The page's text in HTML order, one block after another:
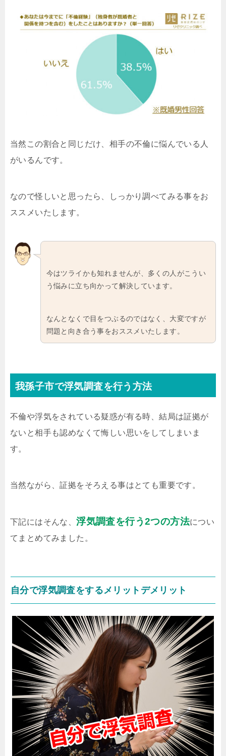
当然この割合と同じだけ、相手の不倫に悩んでいる人
がいるんです。
なので怪しいと思ったら、しっかり調べてみる事をお
ススメいたします。
今はツライかも知れませんが、多くの人がこうい
う悩みに立ち向かって解決しています。
なんとなくで目をつぶるのではなく、大変ですが
問題と向き合う事をおススメいたします。
我孫子市で浮気調査を行う方法
不倫や浮気をされている疑惑が有る時、結局は証拠が
ないと相手も認めなくて悔しい思いをしてしまいま
す。
当然ながら、証拠をそろえる事はとても重要です。
下記にはそんな、浮気調査を行う2つの方法につい
てまとめてみました。
自分で浮気調査をするメリットデメリット